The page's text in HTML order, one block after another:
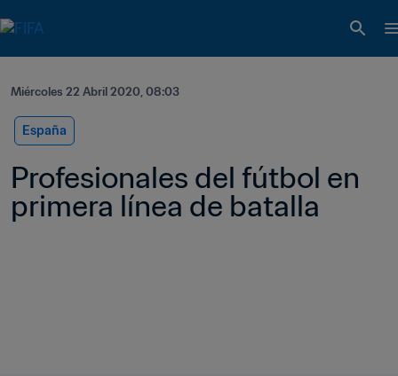
Miércoles 22 Abril 2020, 08:03
España
Profesionales del fútbol en
primera línea de batalla